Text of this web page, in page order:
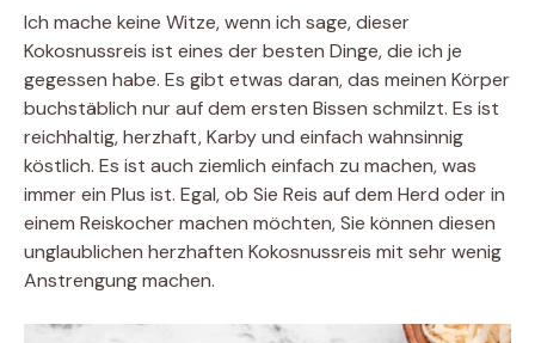
Ich mache keine Witze, wenn ich sage, dieser
Kokosnussreis ist eines der besten Dinge, die ich je
gegessen habe. Es gibt etwas daran, das meinen Körper
buchstäblich nur auf dem ersten Bissen schmilzt. Es ist
reichhaltig, herzhaft, Karby und einfach wahnsinnig
köstlich. Es ist auch ziemlich einfach zu machen, was
immer ein Plus ist. Egal, ob Sie Reis auf dem Herd oder in
einem Reiskocher machen möchten, Sie können diesen
unglaublichen herzhaften Kokosnussreis mit sehr wenig
Anstrengung machen.